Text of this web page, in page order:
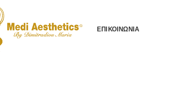
ΕΠΙΚΟΙΝΩΝΙΑ